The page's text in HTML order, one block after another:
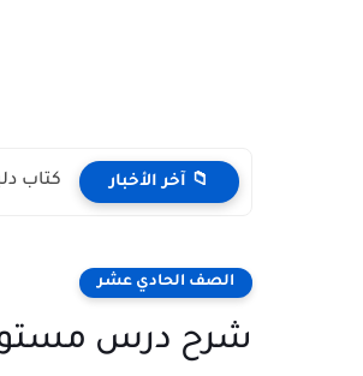
📁 آخر الأخبار كتاب دليل الطالب 2027/
الصف الحادي عشر
شرح درس